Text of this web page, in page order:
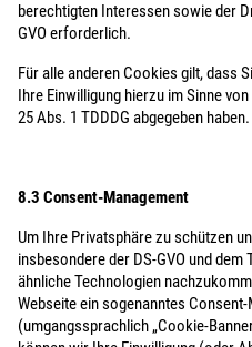
berechtigten Interessen sowie der
GVO erforderlich.
Für alle anderen Cookies gilt, dass
Ihre Einwilligung hierzu im Sinne
25 Abs. 1 TDDDG abgegeben haben.
8.3 Consent-Management
Um Ihre Privatsphäre zu schützen
insbesondere der DS-GVO und
ähnliche Technologien
Webseite ein sogenanntes
(umgangssprachlich „Cookie-